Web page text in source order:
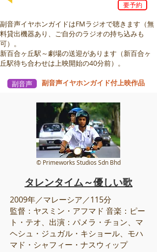
副音声イヤホンガイドはFMラジオで聴きます（無
料貸出機器あり、ご自分のラジオの持ち込みも
可）。
新百合ヶ丘駅～劇場の送迎があります（新百合ヶ
丘駅待ち合わせは上映開始の40分前）。
​副音声イヤホンガイド付上映作品
© Primeworks Studios Sdn Bhd
タレンタイム～優しい歌
2009年／マレーシア／115分
監督：ヤスミン・アフマド 音楽：ピー
ト・テオ、出演：パメラ・チョン、マ
ヘシュ・ジュガル・キショール、モハ
マド・シャフィー・ナスウィップ
副音声
要予約